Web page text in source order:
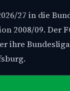
27 in die
2008/09. Der
ihre